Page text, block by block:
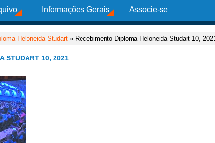
Informações Gerais Associe-se
Heloneida Studart » Recebimento Diploma Heloneida Studart 10,
STUDART 10, 2021